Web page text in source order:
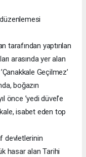
tarafından yaptırılan
arasında yer alan
Geçilmez’
boğazın
önce ’yedi düvel’e
isabet eden top
devletlerinin
hasar alan Tarihi